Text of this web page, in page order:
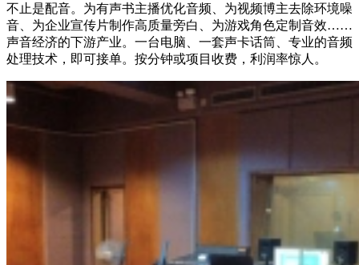
不止是配音。为有声书主播优化音频、为视频博主去除环境噪
音、为企业宣传片制作高质量旁白、为游戏角色定制音效……
声音经济的下游产业。一台电脑、一套声卡话筒、专业的音频
处理技术，即可接单。按分钟或项目收费，利润率惊人。